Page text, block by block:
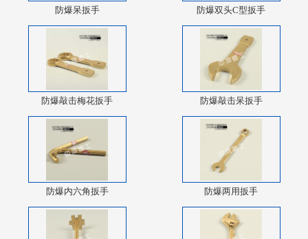
防爆呆扳手 防爆双头C型扳手
防爆敲击梅花扳手 防爆敲击呆扳手
防爆内六角扳手 防爆两用扳手